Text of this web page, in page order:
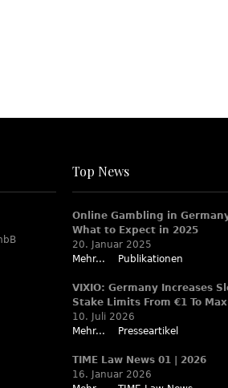
Top News
Online Gambling in
What to Expect in 2025
20. Januar 2025
Mehr...
Publikationen
VIXIO: Germany Increases
Stake Limits From €1 To
10. Juli 2026
Mehr...
Presseartikel
TIME Law News 01 | 2026
16. Januar 2026